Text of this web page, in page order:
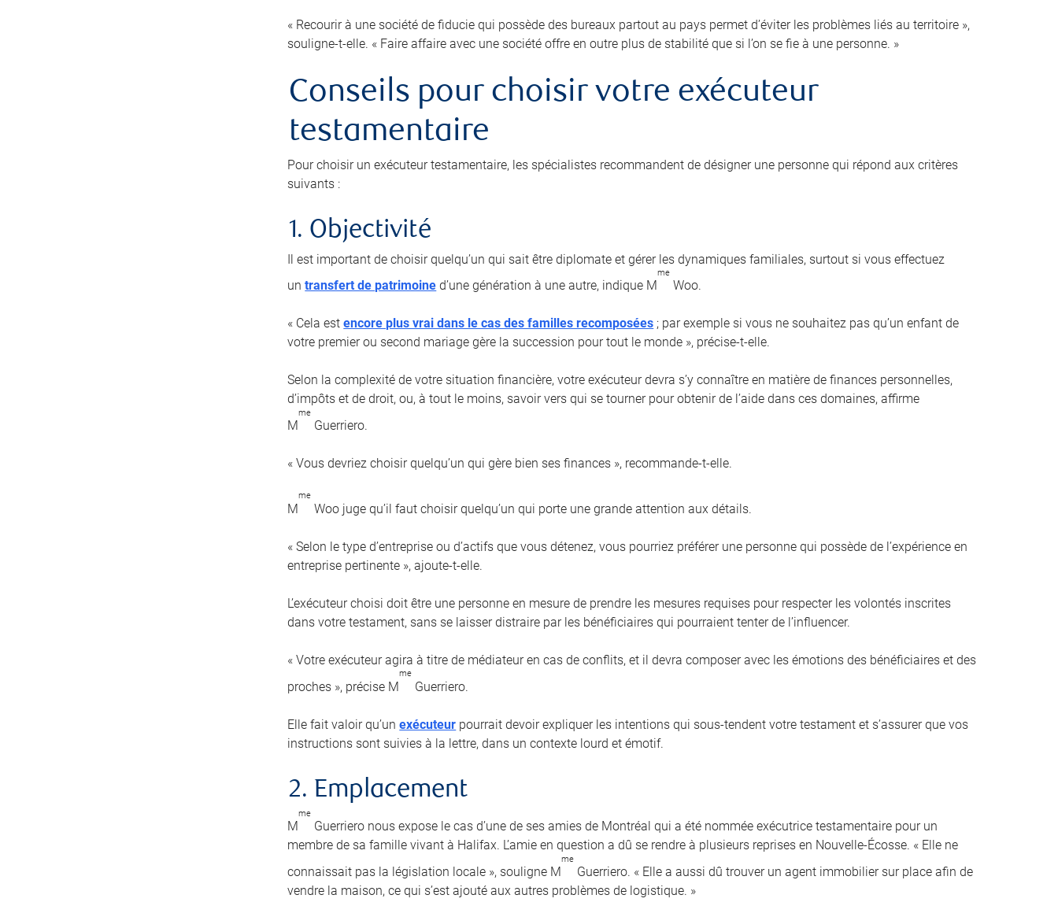
« Recourir à une société de fiducie qui possède des bureaux partout au pays permet d’éviter les problèmes liés au territoire »,
souligne-t-elle. « Faire affaire avec une société offre en outre plus de stabilité que si l’on se fie à une personne. »
Conseils pour choisir votre exécuteur
testamentaire
Pour choisir un exécuteur testamentaire, les spécialistes recommandent de désigner une personne qui répond aux critères
suivants :
1. Objectivité
Il est important de choisir quelqu’un qui sait être diplomate et gérer les dynamiques familiales, surtout si vous effectuez
untransfert de patrimoine d’une génération à une autre, indique M
me
Woo.
« Cela estencore plus vrai dans le cas des familles recomposées ; par exemple si vous ne souhaitez pas qu’un enfant de
votre premier ou second mariage gère la succession pour tout le monde », précise-t-elle.
Selon la complexité de votre situation financière, votre exécuteur devra s’y connaître en matière de finances personnelles,
d’impôts et de droit, ou, à tout le moins, savoir vers qui se tourner pour obtenir de l’aide dans ces domaines, affirme
M
me
Guerriero.
« Vous devriez choisir quelqu’un qui gère bien ses finances », recommande-t-elle.
M
me
Woo juge qu’il faut choisir quelqu’un qui porte une grande attention aux détails.
« Selon le type d’entreprise ou d’actifs que vous détenez, vous pourriez préférer une personne qui possède de l’expérience en
entreprise pertinente », ajoute-t-elle.
L’exécuteur choisi doit être une personne en mesure de prendre les mesures requises pour respecter les volontés inscrites
dans votre testament, sans se laisser distraire par les bénéficiaires qui pourraient tenter de l’influencer.
« Votre exécuteur agira à titre de médiateur en cas de conflits, et il devra composer avec les émotions des bénéficiaires et des
proches », précise M
me
Guerriero.
Elle fait valoir qu’unexécuteur pourrait devoir expliquer les intentions qui sous-tendent votre testament et s’assurer que vos
instructions sont suivies à la lettre, dans un contexte lourd et émotif.
2. Emplacement
M
me
Guerriero nous expose le cas d’une de ses amies de Montréal qui a été nommée exécutrice testamentaire pour un
membre de sa famille vivant à Halifax. L’amie en question a dû se rendre à plusieurs reprises en Nouvelle-Écosse. « Elle ne
connaissait pas la législation locale », souligne M
me
Guerriero. « Elle a aussi dû trouver un agent immobilier sur place afin de
vendre la maison, ce qui s’est ajouté aux autres problèmes de logistique. »